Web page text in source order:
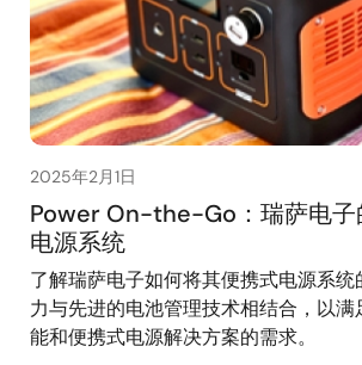
2025年2月1日
Power On-the-Go：瑞萨电子
电源系统
了解瑞萨电子如何将其便携式电源系
力与先进的电池管理技术相结合，以满
能和便携式电源解决方案的需求。